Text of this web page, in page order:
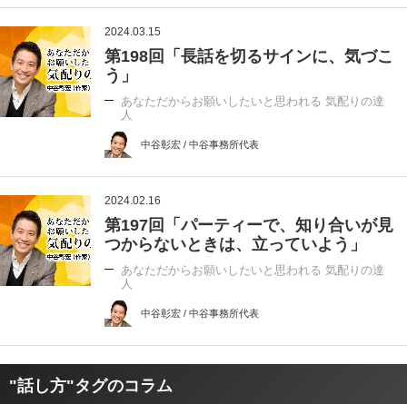
2024.03.15
第198回「長話を切るサインに、気づこ
う」
あなただからお願いしたいと思われる 気配りの達
人
中谷彰宏 / 中谷事務所代表
2024.02.16
第197回「パーティーで、知り合いが見
つからないときは、立っていよう」
あなただからお願いしたいと思われる 気配りの達
人
中谷彰宏 / 中谷事務所代表
"話し方"タグのコラム